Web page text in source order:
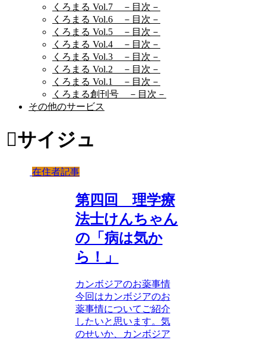
くろまる Vol.7 －目次－
くろまる Vol.6 －目次－
くろまる Vol.5 －目次－
くろまる Vol.4 －目次－
くろまる Vol.3 －目次－
くろまる Vol.2 －目次－
くろまる Vol.1 －目次－
くろまる創刊号 －目次－
その他のサービス
サイジュ
在住者記事
第四回 理学療
法士けんちゃん
の「病は気か
ら！」
カンボジアのお薬事情
今回はカンボジアのお
薬事情についてご紹介
したいと思います。気
のせいか、カンボジア